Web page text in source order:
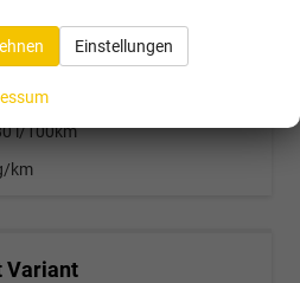
l/100km
km
Variant
Einstellungen